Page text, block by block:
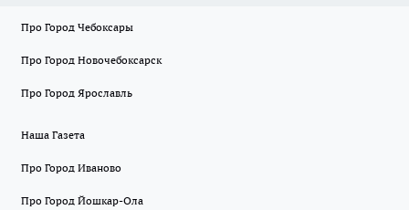
Про Город Чебоксары
Про Город Новочебоксарск
Про Город Ярославль
Наша Газета
Про Город Иваново
Про Город Йошкар-Ола